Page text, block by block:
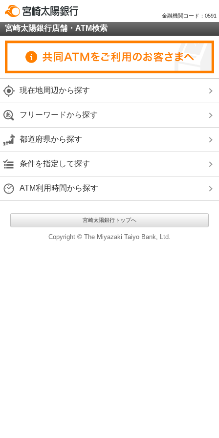
金融機関コード：0591
宮崎太陽銀行店舗・ATM検索
現在地周辺から探す
フリーワードから探す
都道府県から探す
条件を指定して探す
ATM利用時間から探す
宮崎太陽銀行トップへ
Copyright © The Miyazaki Taiyo Bank, Ltd.